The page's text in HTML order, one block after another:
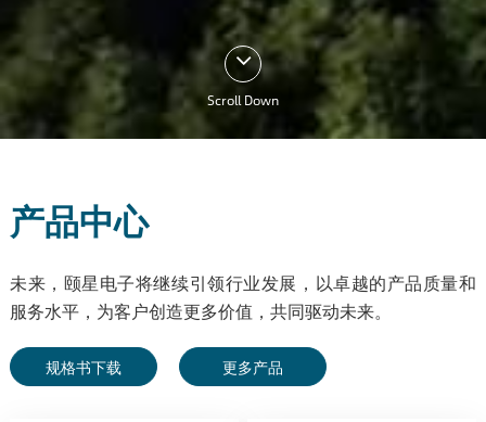
Scroll Down
产品中心
未来，颐星电子将继续引领行业发展，以卓越的产品质量和
服务水平，为客户创造更多价值，共同驱动未来。
规格书下载 更多产品